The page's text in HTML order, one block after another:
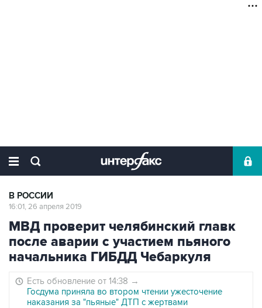
В РОССИИ
16:01, 26 апреля 2019
МВД проверит челябинский главк
после аварии с участием пьяного
начальника ГИБДД Чебаркуля
Есть обновление от 14:38 →
Госдума приняла во втором чтении ужесточение
наказания за "пьяные" ДТП с жертвами